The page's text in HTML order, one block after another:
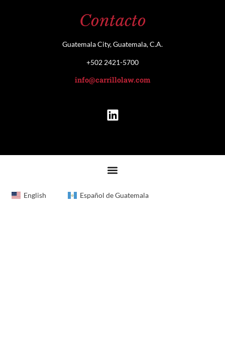
Contacto
Guatemala City, Guatemala, C.A.
+502 2421-5700
info@carrillolaw.com
English Español de Guatemala